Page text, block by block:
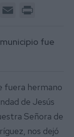
Message
Email
fue
fuera hermano
de Jesús
Señora de
nos dejó